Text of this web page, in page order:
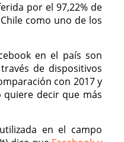
por el 97,22% de
como uno de los
en el país son
de dispositivos
con 2017 y
decir que más
en el campo